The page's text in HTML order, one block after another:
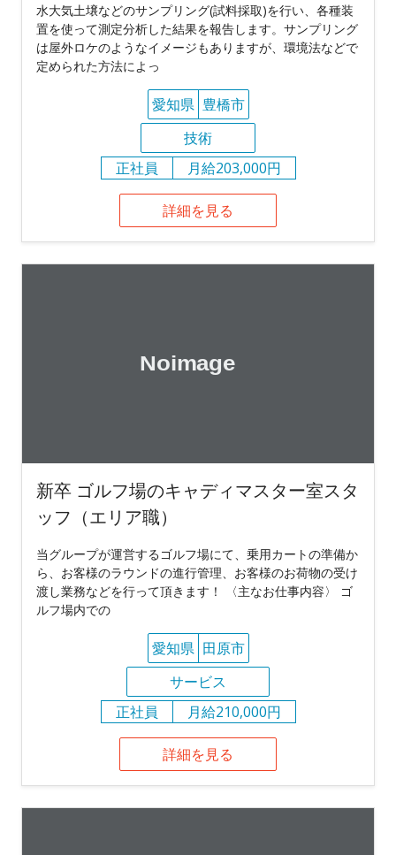
水大気土壌などのサンプリング(試料採取)を行い、各種装
置を使って測定分析した結果を報告します。サンプリング
は屋外ロケのようなイメージもありますが、環境法などで
定められた方法によっ
愛知県 豊橋市
技術
正社員
月給203,000円
詳細を見る
新卒 ゴルフ場のキャディマスター室スタ
ッフ（エリア職）
当グループが運営するゴルフ場にて、乗用カートの準備か
ら、お客様のラウンドの進行管理、お客様のお荷物の受け
渡し業務などを行って頂きます！ 〈主なお仕事内容〉 ゴ
ルフ場内での
愛知県 田原市
サービス
正社員
月給210,000円
詳細を見る